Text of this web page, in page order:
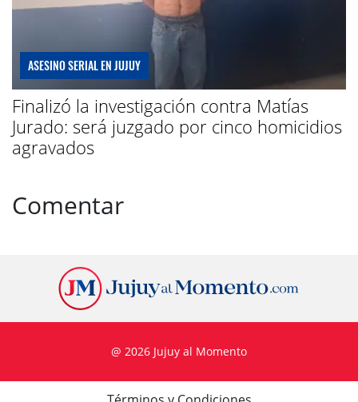
ASESINO SERIAL EN JUJUY
Finalizó la investigación contra Matías
Jurado: será juzgado por cinco homicidios
agravados
Comentar
@ 2026 Jujuy al Momento